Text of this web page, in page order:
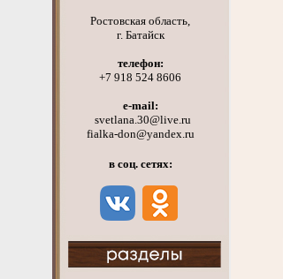
Ростовская область,
г. Батайск
телефон:
+7 918 524 8606
e-mail:
svetlana.30@live.ru
fialka-don@yandex.ru
в соц. сетях: